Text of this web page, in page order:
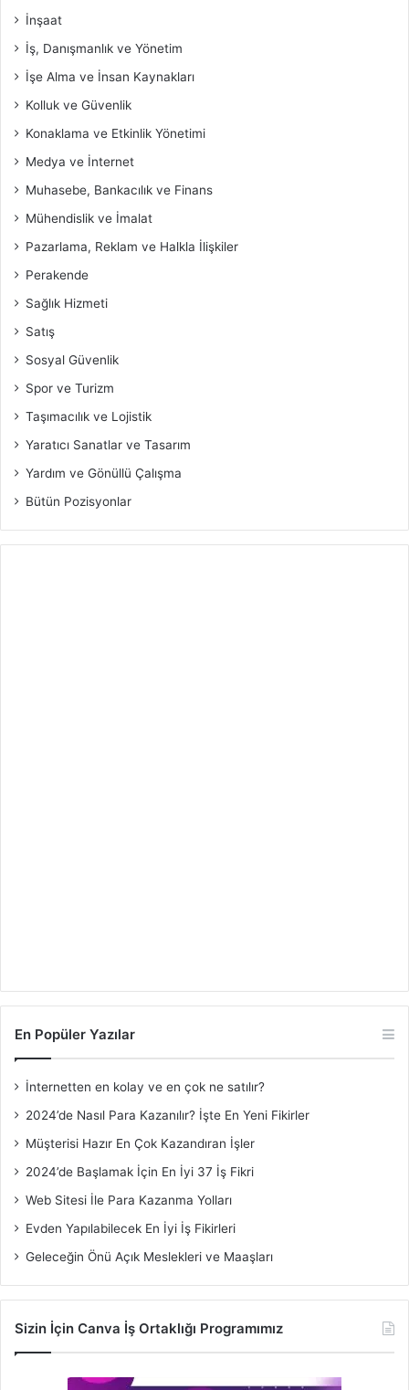
İnşaat
İş, Danışmanlık ve Yönetim
İşe Alma ve İnsan Kaynakları
Kolluk ve Güvenlik
Konaklama ve Etkinlik Yönetimi
Medya ve İnternet
Muhasebe, Bankacılık ve Finans
Mühendislik ve İmalat
Pazarlama, Reklam ve Halkla İlişkiler
Perakende
Sağlık Hizmeti
Satış
Sosyal Güvenlik
Spor ve Turizm
Taşımacılık ve Lojistik
Yaratıcı Sanatlar ve Tasarım
Yardım ve Gönüllü Çalışma
Bütün Pozisyonlar
En Popüler Yazılar
İnternetten en kolay ve en çok ne satılır?
2024’de Nasıl Para Kazanılır? İşte En Yeni Fikirler
Müşterisi Hazır En Çok Kazandıran İşler
2024’de Başlamak İçin En İyi 37 İş Fikri
Web Sitesi İle Para Kazanma Yolları
Evden Yapılabilecek En İyi İş Fikirleri
Geleceğin Önü Açık Meslekleri ve Maaşları
Sizin İçin Canva İş Ortaklığı Programımız